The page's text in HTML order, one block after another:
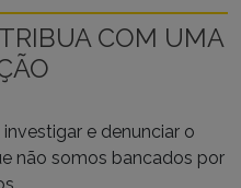
COM UMA
e denunciar o
não somos bancados por